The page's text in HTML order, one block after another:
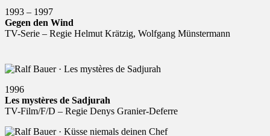
1993 – 1997
Gegen den Wind
TV-Serie – Regie Helmut Krätzig, Wolfgang Münstermann
1996
Les mystères de Sadjurah
TV-Film/F/D – Regie Denys Granier-Deferre